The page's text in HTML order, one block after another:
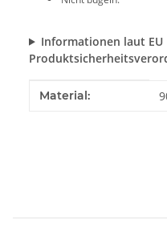
Informationen laut EU
Produkteigenschaft
Wert
Material: